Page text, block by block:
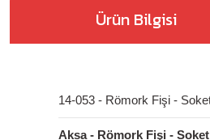
Ürün Bilgisi
14-053 - Römork Fişi -
Aksa - Römork Fişi - Soket